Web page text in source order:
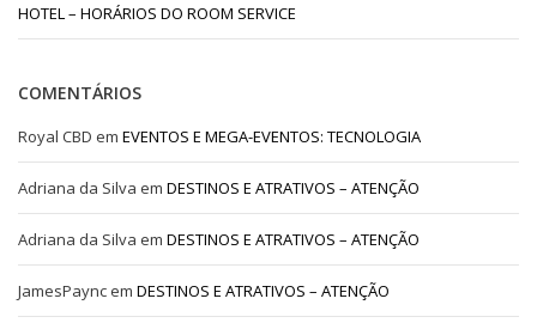
HOTEL – HORÁRIOS DO ROOM SERVICE
COMENTÁRIOS
Royal CBD em EVENTOS E MEGA-EVENTOS: TECNOLOGIA
Adriana da Silva em DESTINOS E ATRATIVOS – ATENÇÃO
Adriana da Silva em DESTINOS E ATRATIVOS – ATENÇÃO
JamesPaync em DESTINOS E ATRATIVOS – ATENÇÃO